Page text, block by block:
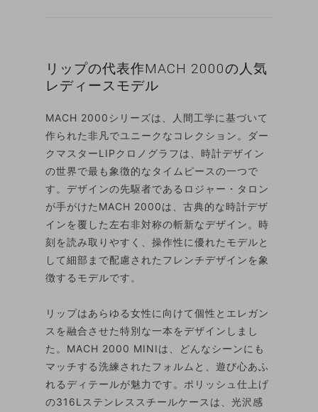
リップの代表作MACH 2000の人気
レディースモデル
MACH 2000シリーズは、人間工学に基づいて
作られた非凡でユニークなコレクション。ダー
クマスターLIPクロノグラフは、時計デザイン
の世界で最も象徴的なタイムピースの一つで
す。デザインの先駆者であるロジャー・タロン
が手がけたMACH 2000は、古典的な時計デザ
インを覆した左右非対称の斬新なデザイン。時
刻を読み取りやすく、操作性に優れたモデルと
して細部まで配慮されたフレンチデザインを象
徴するモデルです。
リップはあらゆる女性に向けて個性とエレガン
スを融合させた特別な一本をデザインしまし
た。MACH 2000 MINIは、どんなシーンにも
マッチする洗練されたフォルムと、遊び心あふ
れるディテールが魅力です。ポリッシュ仕上げ
の316Lステンレススチールケースは、光沢感